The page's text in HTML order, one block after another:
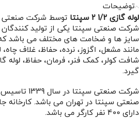
توضیحات
لوله گازی 1/2 2 سپنتا
توسط شرکت صنعتی
شرکت صنعتی سپنتا یکی از تولید کنندگان
سایز ها و ضخامت های مختلف می باشد
مانند مشعل، اگزوز، نرده، حفاظ، غلاف چاه،
شافت کولر، کمک فنر، فرمان، حفاظ، لوله
گیرد.
شرکت صنعتی
صنعتی سپنتا در تهران می باشد.
دارای 400 نفر کارگر می باشد.